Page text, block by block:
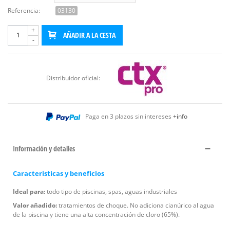
Referencia:
03130
-
+
AÑADIR A LA CESTA
Distribuidor oficial:
Paga en 3 plazos sin intereses +info
Información y detalles
Características y beneficios
Ideal para:todo tipo de piscinas, spas, aguas industriales
Valor añadido:tratamientos de choque. No adiciona cianúrico al agua
de la piscina y tiene una alta concentración de cloro (65%).